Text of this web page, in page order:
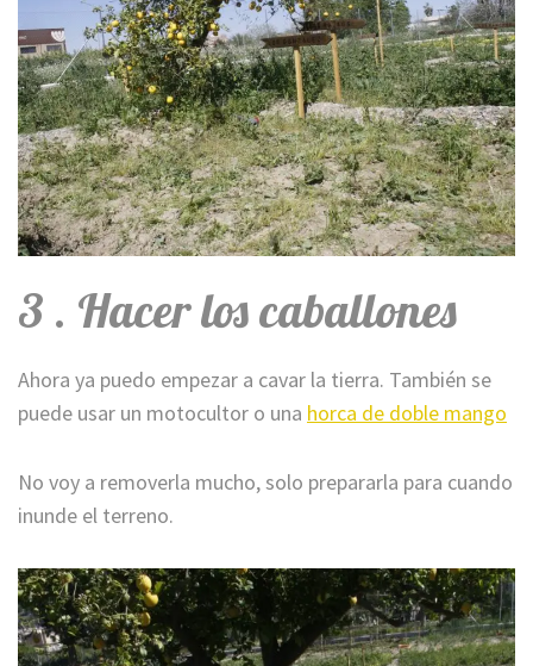
3 . Hacer los caballones
Ahora ya puedo empezar a cavar la tierra. También se
puede usar un motocultor o una horca de doble mango
No voy a removerla mucho, solo prepararla para cuando
inunde el terreno.